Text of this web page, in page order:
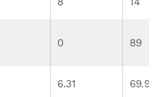
0 89
6.31 69.9